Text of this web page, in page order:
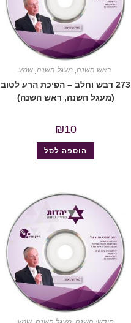
ראש השנה, מעגל השנה, שמע
273 דבש וחלב – הפיכת הרע לטוב
(מעגל השנה, ראש השנה)
₪10
הוספה לסל